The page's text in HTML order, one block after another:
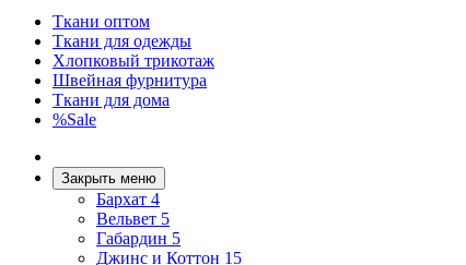
Ткани оптом
Ткани для одежды
Хлопковый трикотаж
Швейная фурнитура
Ткани для дома
%Sale
Закрыть меню
Бархат 4
Вельвет 5
Габардин 5
Джинс и Коттон 15